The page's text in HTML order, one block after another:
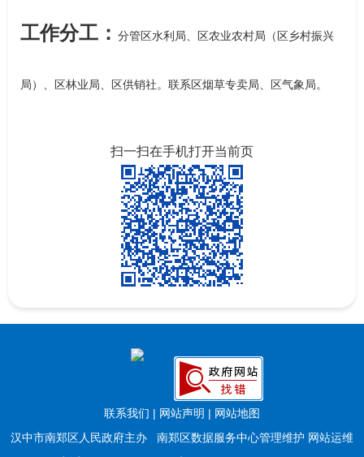
工作分工： 分管区水利局、区农业农村局（区乡村振兴
局）、区林业局、区供销社。 联系区烟草专卖局、区气象局。
扫一扫在手机打开当前页
联系我们 | 网站声明 | 网站地图
汉中市南郑区人民政府主办 南郑区数据服务中心管理维护 网站运维